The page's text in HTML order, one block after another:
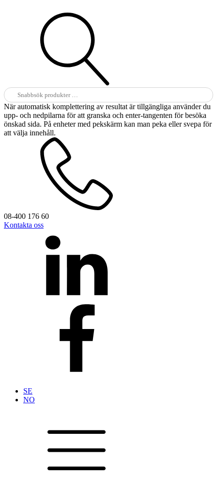
Sök
efter:
När automatisk komplettering av resultat är tillgängliga använder du
upp- och nedpilarna för att granska och enter-tangenten för besöka
önskad sida. På enheter med pekskärm kan man peka eller svepa för
att välja innehåll.
08-400 176 60
Kontakta oss
SE
NO